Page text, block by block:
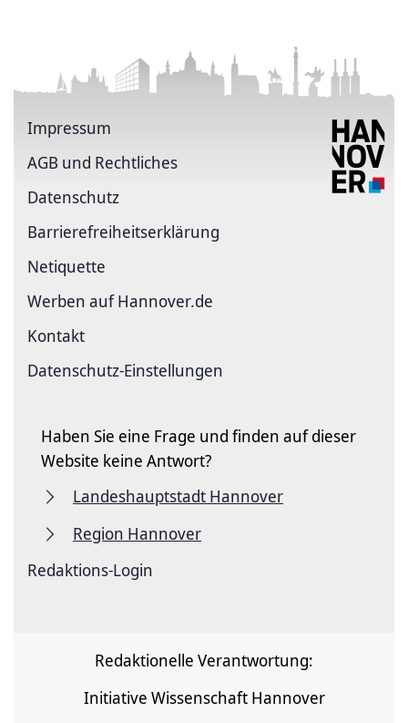
Impressum
AGB und Rechtliches
Datenschutz
Barriere­freiheits­erklärung
Netiquette
Werben auf Hannover.de
Kontakt
Datenschutz-Einstellungen
Haben Sie eine Frage und finden auf dieser
Website keine Antwort?
Landeshauptstadt Hannover
Region Hannover
Redaktions-Login
Redaktionelle Verantwortung:
Initiative Wissenschaft Hannover